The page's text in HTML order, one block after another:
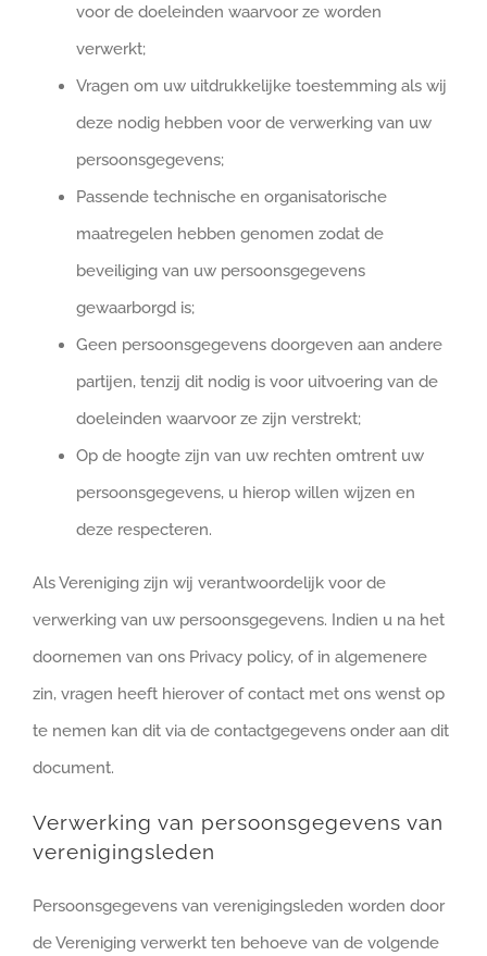
voor de doeleinden waarvoor ze worden
verwerkt;
Vragen om uw uitdrukkelijke toestemming als wij
deze nodig hebben voor de verwerking van uw
persoonsgegevens;
Passende technische en organisatorische
maatregelen hebben genomen zodat de
beveiliging van uw persoonsgegevens
gewaarborgd is;
Geen persoonsgegevens doorgeven aan andere
partijen, tenzij dit nodig is voor uitvoering van de
doeleinden waarvoor ze zijn verstrekt;
Op de hoogte zijn van uw rechten omtrent uw
persoonsgegevens, u hierop willen wijzen en
deze respecteren.
Als Vereniging zijn wij verantwoordelijk voor de
verwerking van uw persoonsgegevens. Indien u na het
doornemen van ons Privacy policy, of in algemenere
zin, vragen heeft hierover of contact met ons wenst op
te nemen kan dit via de contactgegevens onder aan dit
document.
Verwerking van persoonsgegevens van
verenigingsleden
Persoonsgegevens van verenigingsleden worden door
de Vereniging verwerkt ten behoeve van de volgende